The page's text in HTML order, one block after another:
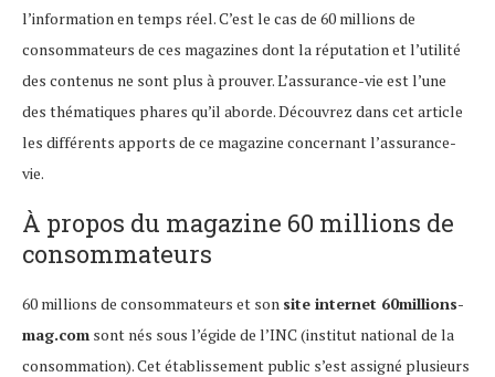
l’information en temps réel. C’est le cas de 60 millions de
consommateurs de ces magazines dont la réputation et l’utilité
des contenus ne sont plus à prouver. L’assurance-vie est l’une
des thématiques phares qu’il aborde. Découvrez dans cet article
les différents apports de ce magazine concernant l’assurance-
vie.
À propos du magazine 60 millions de
consommateurs
60 millions de consommateurs et son site internet 60millions-
mag.com sont nés sous l’égide de l’INC (institut national de la
consommation). Cet établissement public s’est assigné plusieurs